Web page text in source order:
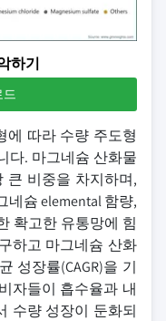
하기
드
에 따라 수량 주도형
다. 마그네슘 산화물
큰 비중을 차지하며,
네슘 elemental 함량,
확고한 유통망에 힘
하고 마그네슘 산화
성장률(CAGR)을 기
자들이 흡수율과 내
수량 성장이 둔화되